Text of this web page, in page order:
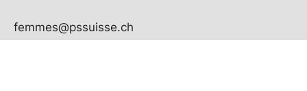
femmes@pssuisse.ch